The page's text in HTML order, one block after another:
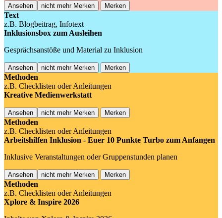
Ansehen nicht mehr Merken Merken
Text
z.B. Blogbeitrag, Infotext
Inklusionsbox zum Ausleihen
Gesprächsanstöße und Material zu Inklusion
Ansehen nicht mehr Merken Merken
Methoden
z.B. Checklisten oder Anleitungen
Kreative Medienwerkstatt
Ansehen nicht mehr Merken Merken
Methoden
z.B. Checklisten oder Anleitungen
Arbeitshilfen Inklusion - Euer 10 Punkte Turbo zum Anfangen
Inklusive Veranstaltungen oder Gruppenstunden planen
Ansehen nicht mehr Merken Merken
Methoden
z.B. Checklisten oder Anleitungen
Xplore & Inspire 2026